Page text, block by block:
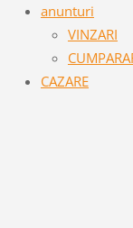
anunturi
VINZARI
CAZARE